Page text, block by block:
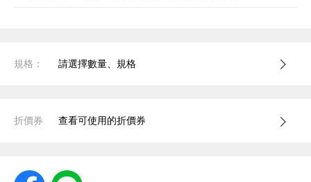
規格： 請選擇數量、規格
折價券 查看可使用的折價券